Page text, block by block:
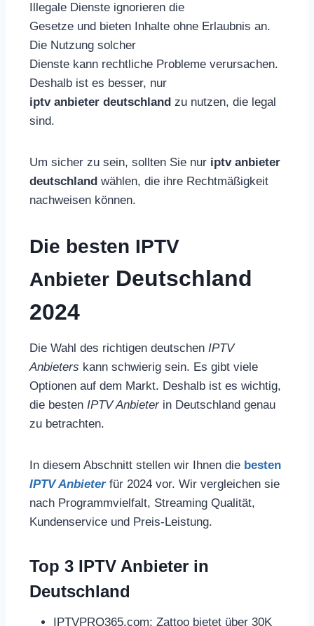
Illegale Dienste ignorieren die
Gesetze und bieten Inhalte ohne Erlaubnis an.
Die Nutzung solcher
Dienste kann rechtliche Probleme verursachen.
Deshalb ist es besser, nur
iptv anbieter deutschland zu nutzen, die legal
sind.
Um sicher zu sein, sollten Sie nur iptv anbieter
deutschland wählen, die ihre Rechtmäßigkeit
nachweisen können.
Die besten IPTV
Anbieter Deutschland
2024
Die Wahl des richtigen deutschen IPTV
Anbieters kann schwierig sein. Es gibt viele
Optionen auf dem Markt. Deshalb ist es wichtig,
die besten IPTV Anbieterin Deutschland genau
zu betrachten.
In diesem Abschnitt stellen wir Ihnen die besten
IPTV Anbieterfür 2024 vor. Wir vergleichen sie
nach Programmvielfalt, Streaming Qualität,
Kundenservice und Preis-Leistung.
Top 3 IPTV Anbieter in
Deutschland
IPTVPRO365.com: Zattoo bietet über 30K